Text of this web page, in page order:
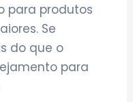
para produtos
Se
do que o
para